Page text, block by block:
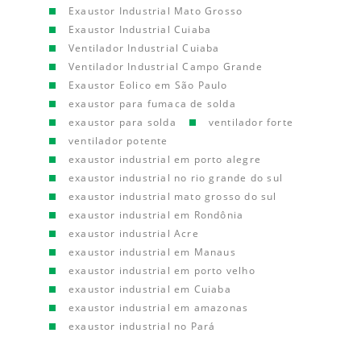
Exaustor Industrial Mato Grosso
Exaustor Industrial Cuiaba
Ventilador Industrial Cuiaba
Ventilador Industrial Campo Grande
Exaustor Eolico em São Paulo
exaustor para fumaca de solda
exaustor para solda
ventilador forte
ventilador potente
exaustor industrial em porto alegre
exaustor industrial no rio grande do sul
exaustor industrial mato grosso do sul
exaustor industrial em Rondônia
exaustor industrial Acre
exaustor industrial em Manaus
exaustor industrial em porto velho
exaustor industrial em Cuiaba
exaustor industrial em amazonas
exaustor industrial no Pará